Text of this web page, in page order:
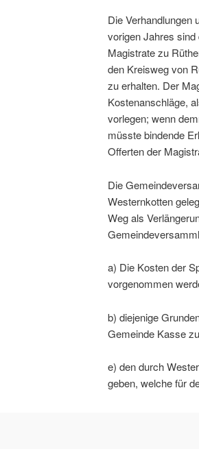
Die Verhandlungen
vorigen Jahres
Magistrate zu
den Kreisweg von
zu erhalten. Der
Kostenanschläge,
vorlegen; wenn
müsste bindende
Offerten der
Die
Westernkotten
Weg als
a) Die Kosten der
vorgenommen
b) diejenige
Gemeinde Kasse
e) den durch
geben, welche für